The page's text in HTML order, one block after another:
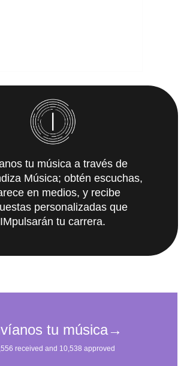
tu música a través de
Música; obtén escuchas,
en medios, y recibe
personalizadas que
IMpulsarán tu carrera.